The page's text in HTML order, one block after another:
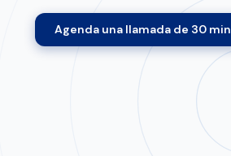
Agenda una llamada de 30 min